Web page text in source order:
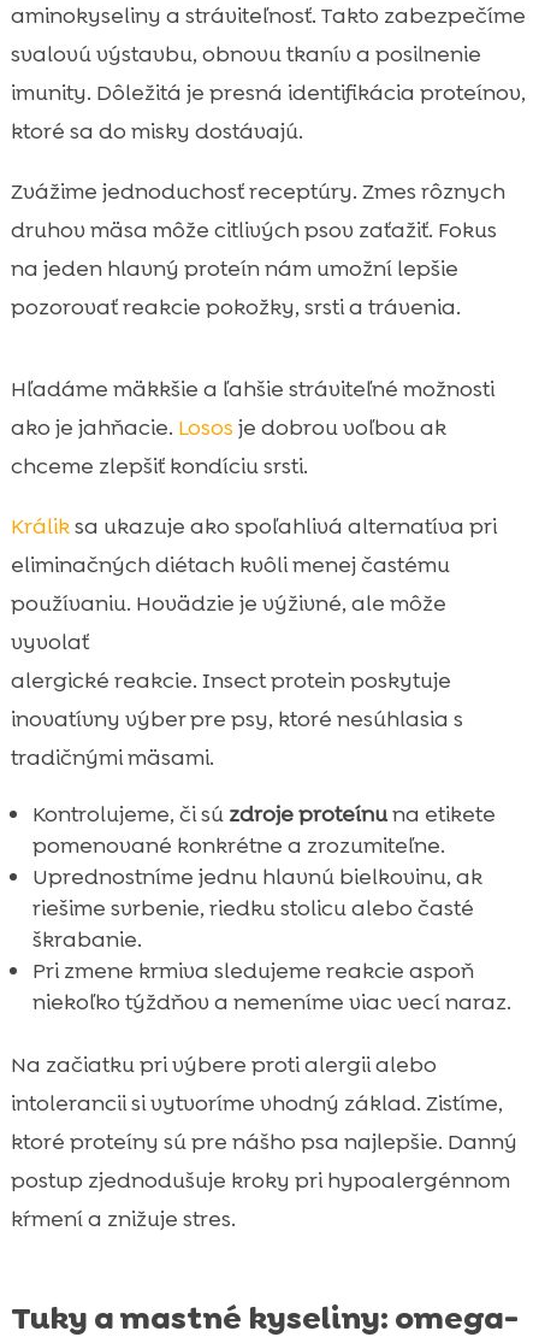
aminokyseliny a stráviteľnosť. Takto zabezpečíme
svalovú výstavbu, obnovu tkanív a posilnenie
imunity. Dôležitá je presná identifikácia proteínov,
ktoré sa do misky dostávajú.
Zvážime jednoduchosť receptúry. Zmes rôznych
druhov mäsa môže citlivých psov zaťažiť. Fokus
na jeden hlavný proteín nám umožní lepšie
pozorovať reakcie pokožky, srsti a trávenia.
Hľadáme mäkkšie a ľahšie stráviteľné možnosti
ako je jahňacie. Losos je dobrou voľbou ak
chceme zlepšiť kondíciu srsti.
Králiksa ukazuje ako spoľahlivá alternatíva pri
eliminačných diétach kvôli menej častému
používaniu. Hovädzie je výživné, ale môže
vyvolať
alergické reakcie. Insect protein poskytuje
inovatívny výber pre psy, ktoré nesúhlasia s
tradičnými mäsami.
Kontrolujeme, či sú zdroje proteínuna etikete
pomenované konkrétne a zrozumiteľne.
Uprednostníme jednu hlavnú bielkovinu, ak
riešime svrbenie, riedku stolicu alebo časté
škrabanie.
Pri zmene krmiva sledujeme reakcie aspoň
niekoľko týždňov a nemeníme viac vecí naraz.
Na začiatku pri výbere proti alergii alebo
intolerancii si vytvoríme vhodný základ. Zistíme,
ktoré proteíny sú pre nášho psa najlepšie. Danný
postup zjednodušuje kroky pri hypoalergénnom
kŕmení a znižuje stres.
Tuky a mastné kyseliny: omega-